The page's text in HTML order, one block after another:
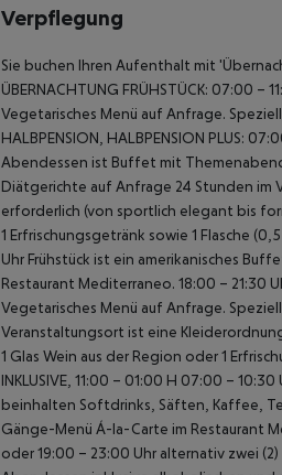
Verpflegung
Sie buchen Ihren Aufenthalt mit
ÜBERNACHTUNG FRÜHSTÜCK: 07:00 –
Vegetarisches Menü auf Anfrage.
HALBPENSION, HALBPENSION PLUS:
Abendessen ist Buffet mit
Diätgerichte auf Anfrage 24 Stunden im
erforderlich (von sportlich elegant bis
1 Erfrischungsgetränk sowie 1 Flasche
Uhr Frühstück ist ein amerikanisches
Restaurant Mediterraneo. 18:00 – 21:30
Vegetarisches Menü auf Anfrage.
Veranstaltungsort ist eine
1 Glas Wein aus der Region oder 1
INKLUSIVE, 11:00 – 01:00 H 07:00 – 10:30
beinhalten Softdrinks, Säften, Kaffee,
Gänge-Menü Á-la-Carte im Restaurant
oder19:00 – 23:00 Uhr alternativ zwei